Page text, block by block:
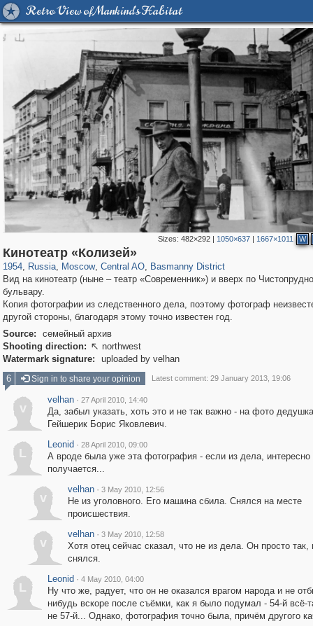
Retro View of Mankind's Habitat
Sizes:482×292 | 1050×637 | 1667×1011 W
Кинотеатр «Колизей»
1954, Russia
1,405,939 29,243
, Moscow
319,716 8,286
, Central AO
159,930 5,916
, Basmanny District
Вид на кинотеатр (ныне – театр «Современник») и вверх по
бульвару.
Копия фотографии из следственного дела, поэтому фотограф
другой стороны, благодаря этому точно известен год.
Source:
семейный архив
Shooting direction:  northwest
Watermark signature:
uploaded by velhan
6
Sign in to share your opinion Latest comment: 29 January 2013, 19:06
v
velhan · 27 April 2010, 14:40
Да, забыл указать, хоть это и не так важно - на фото
Гейшерик Борис Яковлевич.
L
Leonid · 28 April 2010, 09:00
А вроде была уже эта фотография - если из дела, интересно
получается...
v
velhan · 3 May 2010, 12:56
Не из уголовного. Его машина сбила. Снялся на месте
происшествия.
v
velhan · 3 May 2010, 12:58
Хотя отец сейчас сказал, что не из дела. Он просто так,
снялся.
L
Leonid · 4 May 2010, 04:00
Ну что же, радует, что он не оказался врагом народа и не
нибудь вскоре после съёмки, как я было подумал - 54-й всё-
не 57-й... Однако, фотография точно была, причём другого